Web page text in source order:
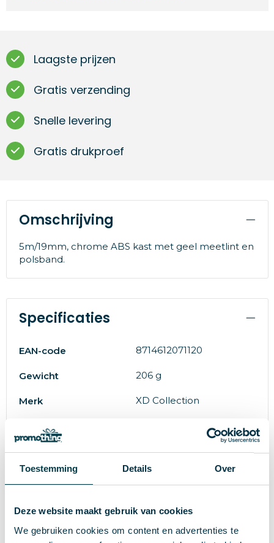
Toestemming Details Over
Deze website maakt gebruik van cookies
We gebruiken cookies om content en advertenties te
Laagste prijzen
Gratis verzending
Snelle levering
Gratis drukproef
Omschrijving
5m/19mm, chrome ABS kast met geel meetlint en
polsband.
Specificaties
EAN-code 8714612071120
Gewicht 206 g
Merk XD Collection
Materiaal ABS, Carbonstaal
Artikelnummer 37486
zilver, zwart
Hoogte 6 cm